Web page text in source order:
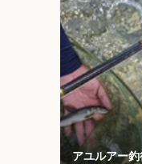
アユルアー